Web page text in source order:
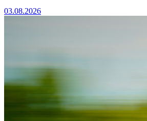
03.08.2026